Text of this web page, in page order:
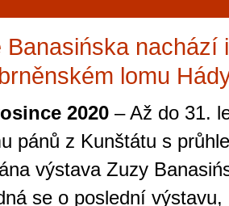
Banasińska nachází
lomu
2020 – Až do 31.
pánů z Kunštátu s
výstava Zuzy
se o poslední
Průvodce
Brně: Od
Brno je
zajímavé
restaurace,
také místem, kde si